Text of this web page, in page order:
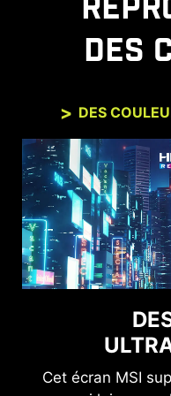
DES
DES
Cet écran MSI